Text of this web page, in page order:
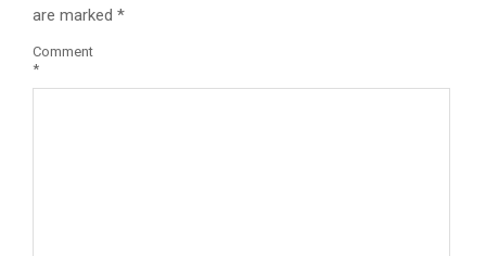
are marked *
Comment
*